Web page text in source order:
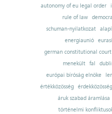
autonomy of eu legal order
rule of law
schuman-nyilatkozat
energiaunió
german constitutional court
menekült
fal
európai bíróság elnöke
értékközösség
érdekközösség
áruk szabad áramlása
történelmi